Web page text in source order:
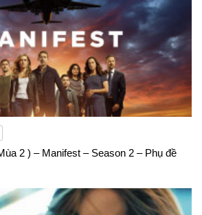
2 ) – Manifest – Season 2 – Phụ đề